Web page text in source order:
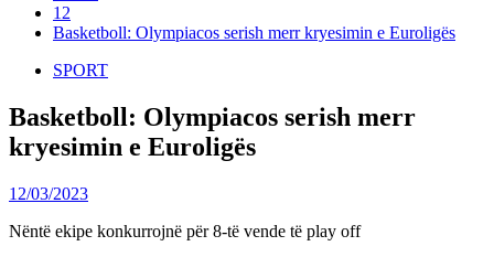
12
Basketboll: Olympiacos serish merr kryesimin e Euroligës
SPORT
Basketboll: Olympiacos serish merr
kryesimin e Euroligës
12/03/2023
Nëntë ekipe konkurrojnë për 8-të vende të play off